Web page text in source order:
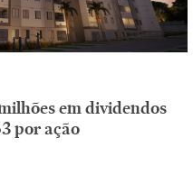
em dividendos
por ação